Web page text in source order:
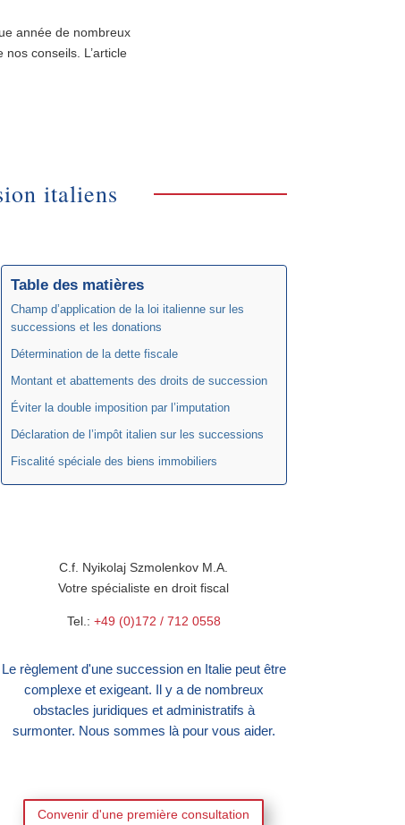
année de nombreux
conseils. L’article
italiens
Table des matières
Champ d’application de la loi italienne sur les
successions et les donations
Détermination de la dette fiscale
Montant et abattements des droits de succession
Éviter la double imposition par l’imputation
Déclaration de l’impôt italien sur les successions
Fiscalité spéciale des biens immobiliers
C.f. Nyikolaj Szmolenkov M.A.
Votre spécialiste en droit fiscal
Tel.: +49 (0)172 / 712 0558
Le règlement d'une succession en Italie peut être
complexe et exigeant. Il y a de nombreux
obstacles juridiques et administratifs à
surmonter. Nous sommes là pour vous aider.
Convenir d'une première consultation